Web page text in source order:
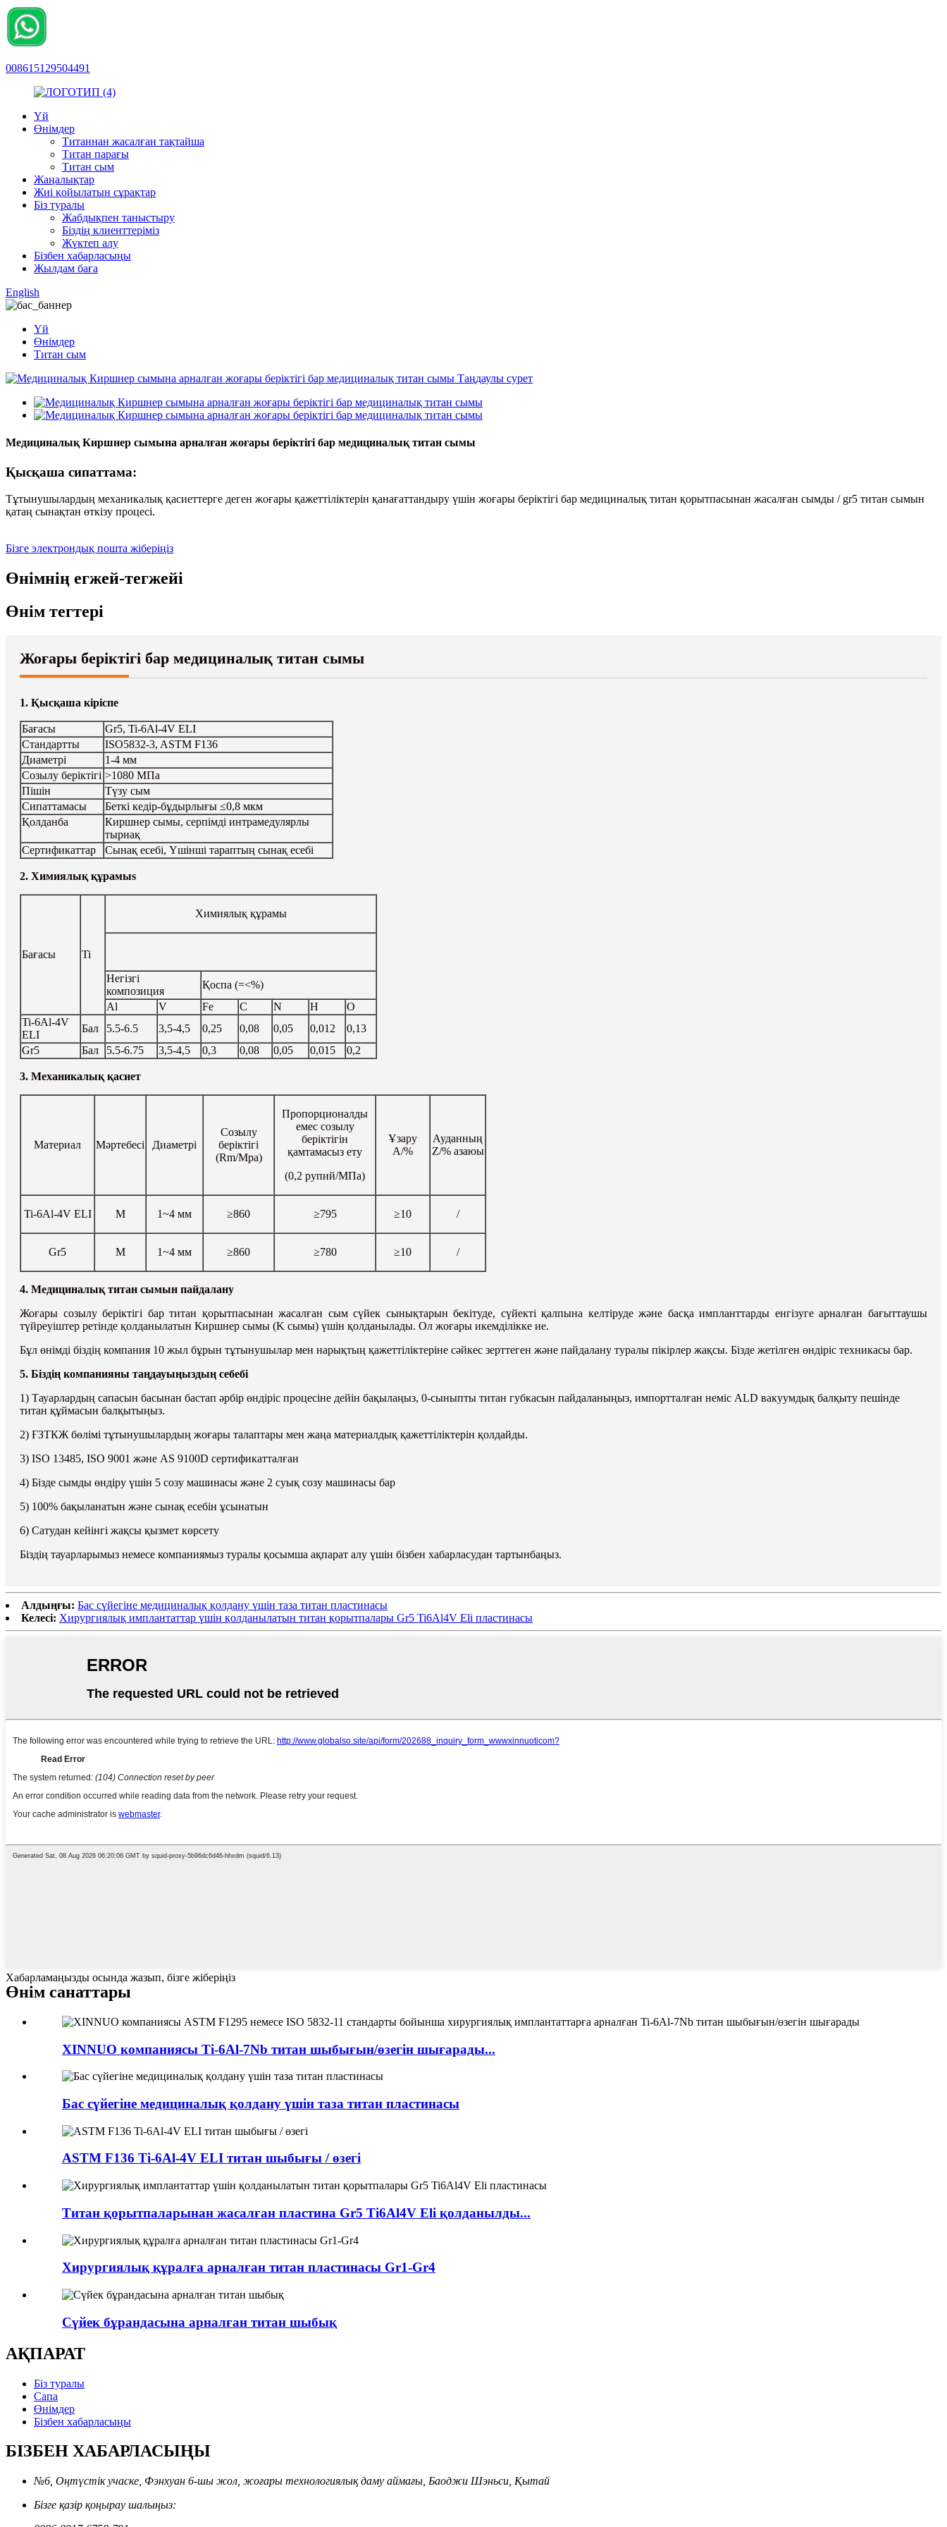
008615129504491
Үй
Өнімдер
Титаннан жасалған тақтайша
Титан парағы
Титан сым
Жаңалықтар
Жиі қойылатын сұрақтар
Біз туралы
Жабдықпен таныстыру
Біздің клиенттеріміз
Жүктеп алу
Бізбен хабарласыңы
Жылдам баға
English
Үй
Өнімдер
Титан сым
Медициналық Киршнер сымына арналған жоғары беріктігі бар медициналық титан сымы
Қысқаша сипаттама:
Тұтынушылардың механикалық қасиеттерге деген жоғары қажеттіліктерін қанағаттандыру үшін жоғары беріктігі бар медициналық титан қорытпасынан жасалған сымды / gr5 титан сымын
қатаң сынақтан өткізу процесі.
Бізге электрондық пошта жіберіңіз
Өнімнің егжей-тегжейі
Өнім тегтері
Жоғары беріктігі бар медициналық титан сымы
1. Қысқаша кіріспе
Бағасы
Gr5, Ti-6Al-4V ELI
Стандартты
ISO5832-3, ASTM F136
Диаметрі
1-4 мм
Созылу беріктігі >1080 МПа
Пішін
Түзу сым
Сипаттамасы
Беткі кедір-бұдырлығы ≤0,8 мкм
Қолданба
Киршнер сымы, серпімді интрамедулярлы
тырнақ
Сертификаттар
Сынақ есебі, Үшінші тараптың сынақ есебі
2. Химиялық құрамыs
Бағасы Ti
Химиялық құрамы
Негізгі
композиция
Қоспа (=<%)
Al
V Fe C N H
O
Ti-6Al-4V
ELI
Бал 5.5-6.5 3,5-4,5 0,25 0,08 0,05 0,012
0,13
Gr5
Бал 5.5-6.75 3,5-4,5 0,3 0,08 0,05 0,015 0,2
3. Механикалық қасиет
Материал Мәртебесі Диаметрі
Созылу
беріктігі
(Rm/Mpa)
Пропорционалды
емес созылу
беріктігін
қамтамасыз ету
(0,2 рупий/МПа)
Ұзару
A/%
Ауданның
Z/% азаюы
Ti-6Al-4V ELI M 1~4 мм ≥860 ≥795 ≥10 /
Gr5 M 1~4 мм ≥860 ≥780 ≥10 /
4. Медициналық титан сымын пайдалану
Жоғары созылу беріктігі бар титан қорытпасынан жасалған сым сүйек сынықтарын бекітуде, сүйекті қалпына келтіруде және басқа импланттарды енгізуге арналған бағыттаушы
түйреуіштер ретінде қолданылатын Киршнер сымы (K сымы) үшін қолданылады. Ол жоғары икемділікке ие.
Бұл өнімді біздің компания 10 жыл бұрын тұтынушылар мен нарықтың қажеттіліктеріне сәйкес зерттеген және пайдалану туралы пікірлер жақсы. Бізде жетілген өндіріс техникасы бар.
5. Біздің компанияны таңдауыңыздың себебі
1) Тауарлардың сапасын басынан бастап әрбір өндіріс процесіне дейін бақылаңыз, 0-сыныпты титан губкасын пайдаланыңыз, импортталған неміс ALD вакуумдық балқыту пешінде
титан құймасын балқытыңыз.
2) ҒЗТКЖ бөлімі тұтынушылардың жоғары талаптары мен жаңа материалдық қажеттіліктерін қолдайды.
3) ISO 13485, ISO 9001 және AS 9100D сертификатталған
4) Бізде сымды өндіру үшін 5 созу машинасы және 2 суық созу машинасы бар
5) 100% бақыланатын және сынақ есебін ұсынатын
6) Сатудан кейінгі жақсы қызмет көрсету
Біздің тауарларымыз немесе компаниямыз туралы қосымша ақпарат алу үшін бізбен хабарласудан тартынбаңыз.
Алдыңғы: Бас сүйегіне медициналық қолдану үшін таза титан пластинасы
Келесі: Хирургиялық имплантаттар үшін қолданылатын титан қорытпалары Gr5 Ti6Al4V Eli пластинасы
Хабарламаңызды осында жазып, бізге жіберіңіз
Өнім санаттары
XINNUO компаниясы Ti-6Al-7Nb титан шыбығын/өзегін шығарады...
Бас сүйегіне медициналық қолдану үшін таза титан пластинасы
ASTM F136 Ti-6Al-4V ELI титан шыбығы / өзегі
Титан қорытпаларынан жасалған пластина Gr5 Ti6Al4V Eli қолданылды...
Хирургиялық құралға арналған титан пластинасы Gr1-Gr4
Сүйек бұрандасына арналған титан шыбық
АҚПАРАТ
Біз туралы
Сапа
Өнімдер
Бізбен хабарласыңы
БІЗБЕН ХАБАРЛАСЫҢЫ
№6, Оңтүстік учаске, Фэнхуан 6-шы жол, жоғары технологиялық даму аймағы, Баоджи Шэньси, Қытай
Бізге қазір қоңырау шалыңыз: